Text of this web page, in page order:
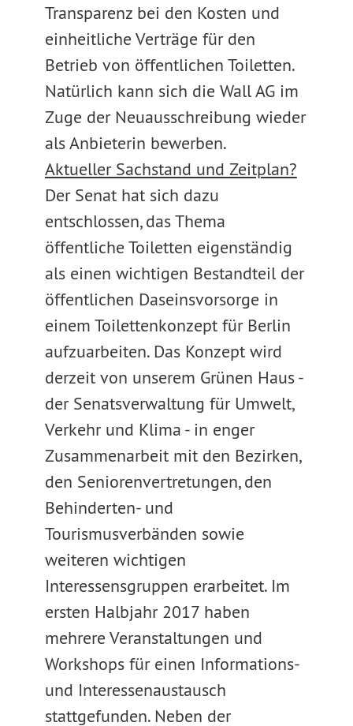
Transparenz bei den Kosten und
einheitliche Verträge für den
Betrieb von öffentlichen Toiletten.
Natürlich kann sich die Wall AG im
Zuge der Neuausschreibung wieder
als Anbieterin bewerben.
Aktueller Sachstand und Zeitplan?
Der Senat hat sich dazu
entschlossen, das Thema
öffentliche Toiletten eigenständig
als einen wichtigen Bestandteil der
öffentlichen Daseinsvorsorge in
einem Toilettenkonzept für Berlin
aufzuarbeiten. Das Konzept wird
derzeit von unserem Grünen Haus -
der Senatsverwaltung für Umwelt,
Verkehr und Klima - in enger
Zusammenarbeit mit den Bezirken,
den Seniorenvertretungen, den
Behinderten- und
Tourismusverbänden sowie
weiteren wichtigen
Interessensgruppen erarbeitet. Im
ersten Halbjahr 2017 haben
mehrere Veranstaltungen und
Workshops für einen Informations-
und Interessenaustausch
stattgefunden. Neben der